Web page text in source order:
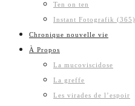
Ten on ten
Instant Fotografik (365)
Chronique nouvelle vie
À Propos
La mucoviscidose
La greffe
Les virades de l’espoir